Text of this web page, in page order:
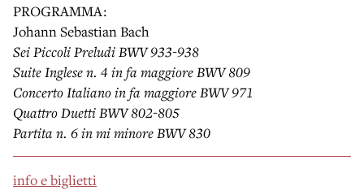
PROGRAMMA:
Johann Sebastian Bach
Sei Piccoli Preludi BWV 933-938
Suite Inglese n. 4 in fa maggiore BWV 809
Concerto Italiano in fa maggiore BWV 971
Quattro Duetti BWV 802-805
Partita n. 6 in mi minore BWV 830
info e biglietti